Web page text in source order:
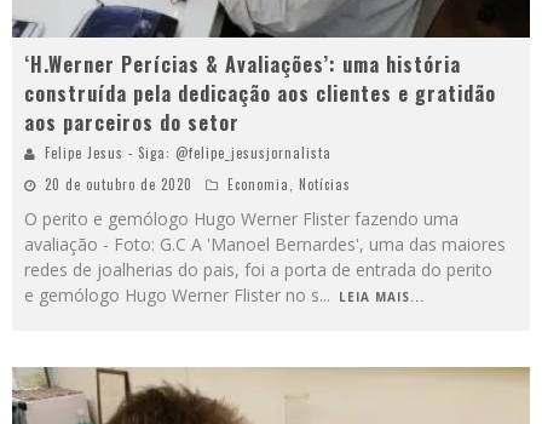
‘H.Werner Perícias & Avaliações’: uma história
construída pela dedicação aos clientes e gratidão
aos parceiros do setor
Felipe Jesus - Siga: @felipe_jesusjornalista
20 de outubro de 2020
Economia Notícias
O perito e gemólogo Hugo Werner Flister fazendo uma
avaliação - Foto: G.C A 'Manoel Bernardes', uma das maiores
redes de joalherias do pais, foi a porta de entrada do perito
e gemólogo Hugo Werner Flister no s... LEIA MAIS...